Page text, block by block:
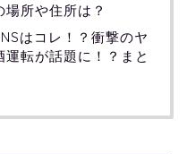
所や住所は？
はコレ！？衝撃のヤ
転が話題に！？まと